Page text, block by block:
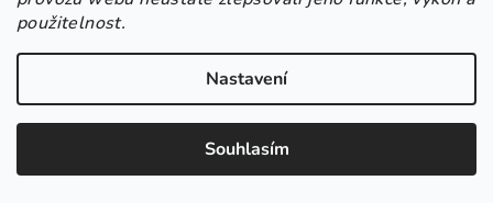
použitelnost.
Nastavení
Souhlasím
mohou být personalizovány jmény nebo vzkazy.
: Vyberte kameny, které odpovídají vkusu
zesnulého.
15.Dekorativní misky